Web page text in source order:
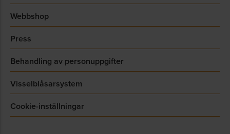
Webbshop
Press
Behandling av personuppgifter
Visselblåsarsystem
Cookie-inställningar